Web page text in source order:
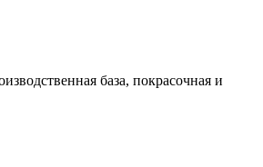
база, покрасочная и